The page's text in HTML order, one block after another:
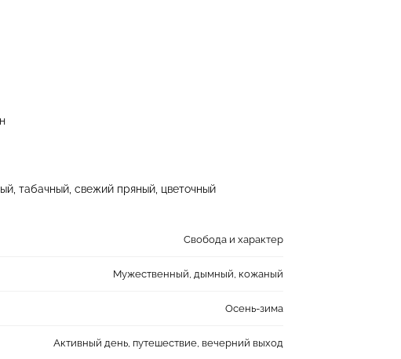
табачный, свежий пряный, цветочный
Свобода и характер
Мужественный, дымный, кожаный
Осень-зима
Активный день, путешествие, вечерний выход